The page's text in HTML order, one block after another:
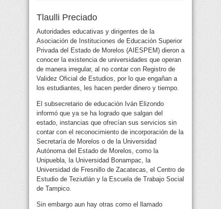
Tlaulli Preciado
Autoridades educativas y dirigentes de la
Asociación de Instituciones de Educación Superior
Privada del Estado de Morelos (AIESPEM) dieron a
conocer la existencia de universidades que operan
de manera irregular, al no contar con Registro de
Validez Oficial de Estudios, por lo que engañan a
los estudiantes, les hacen perder dinero y tiempo.
El subsecretario de educación Iván Elizondo
informó que ya se ha logrado que salgan del
estado, instancias que ofrecían sus servicios sin
contar con el reconocimiento de incorporación de la
Secretaría de Morelos o de la Universidad
Autónoma del Estado de Morelos, como la
Unipuebla, la Universidad Bonampac, la
Universidad de Fresnillo de Zacatecas, el Centro de
Estudio de Teziutlán y la Escuela de Trabajo Social
de Tampico.
Sin embargo aun hay otras como el llamado